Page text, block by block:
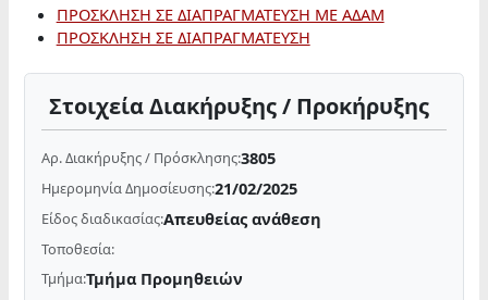
ΠΡΟΣΚΛΗΣΗ ΣΕ ΔΙΑΠΡΑΓΜΑΤΕΥΣΗ ΜΕ ΑΔΑΜ
ΠΡΟΣΚΛΗΣΗ ΣΕ ΔΙΑΠΡΑΓΜΑΤΕΥΣΗ
Στοιχεία Διακήρυξης / Προκήρυξης
Αρ. Διακήρυξης / Πρόσκλησης:3805
Ημερομηνία Δημοσίευσης:21/02/2025
Είδος διαδικασίας:Απευθείας ανάθεση
Τοποθεσία:
Τμήμα:Τμήμα Προμηθειών